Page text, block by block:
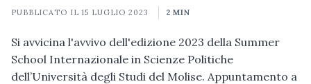
PUBBLICATO IL15 LUGLIO 2023 2 MIN
Si avvicina l'avvivo dell'edizione 2023 della Summer
School Internazionale in Scienze Politiche
dell’Università degli Studi del Molise. Appuntamento a